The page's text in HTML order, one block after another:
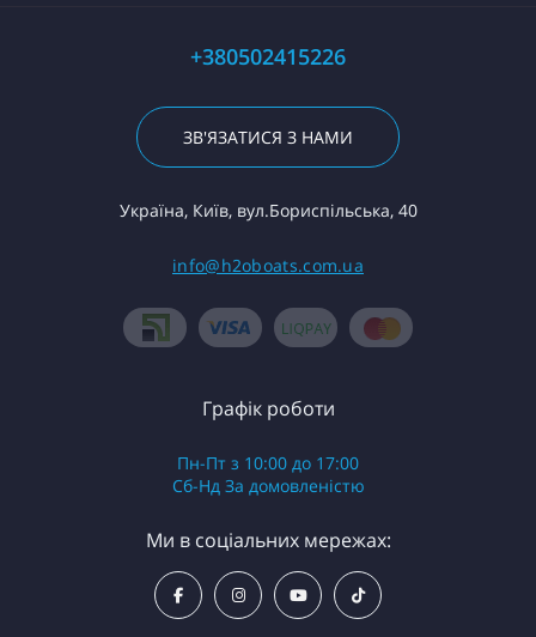
+380502415226
ЗВ'ЯЗАТИСЯ З НАМИ
Україна, Київ, вул.Бориспільська, 40
info@h2oboats.com.ua
Графік роботи
Пн-Пт з 10:00 до 17:00
Сб-Нд За домовленістю
Ми в соціальних мережах: